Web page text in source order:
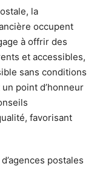
la
occupent
à offrir des
et accessibles,
sans conditions
point d’honneur
favorisant
postales